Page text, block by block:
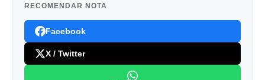
RECOMENDAR NOTA
Facebook
X / Twitter